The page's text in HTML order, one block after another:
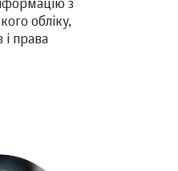
з
обліку,
і права